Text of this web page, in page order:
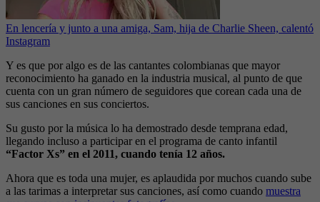
En lencería y junto a una amiga, Sam, hija de Charlie Sheen, calentó
Instagram
Y es que por algo es de las cantantes colombianas que mayor
reconocimiento ha ganado en la industria musical, al punto de que
cuenta con un gran número de seguidores que corean cada una de
sus canciones en sus conciertos.
Su gusto por la música lo ha demostrado desde temprana edad,
llegando incluso a participar en el programa de canto infantil
“Factor Xs” en el 2011, cuando tenía 12 años.
Ahora que es toda una mujer, es aplaudida por muchos cuando sube
a las tarimas a interpretar sus canciones, así como cuando muestra